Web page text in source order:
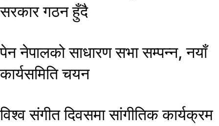
सरकार गठन हुँदै
पेन नेपालको साधारण सभा सम्पन्न, नयाँ
कार्यसमिति चयन
विश्व संगीत दिवसमा सांगीतिक कार्यक्रम